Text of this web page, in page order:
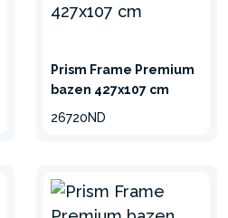
Prism Frame Premium
bazen 427x107 cm
26720ND